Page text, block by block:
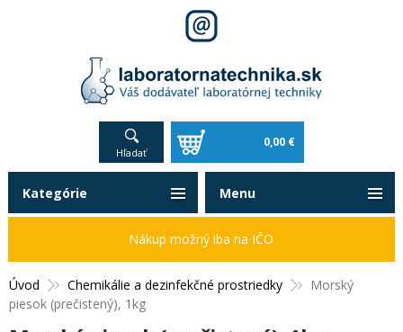
Hľadať
0,00 €
Úvod Chemikálie a dezinfekčné prostriedky
Morský
piesok (prečistený), 1kg
Kategórie
Nákup možný iba na IČO
Menu